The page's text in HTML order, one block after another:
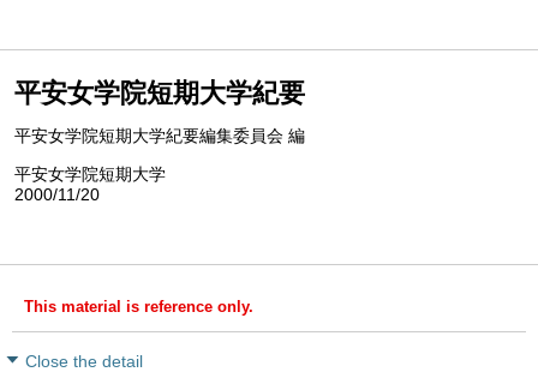
平安女学院短期大学紀要
平安女学院短期大学紀要編集委員会 編
平安女学院短期大学
2000/11/20
This material is reference only.
Close the detail